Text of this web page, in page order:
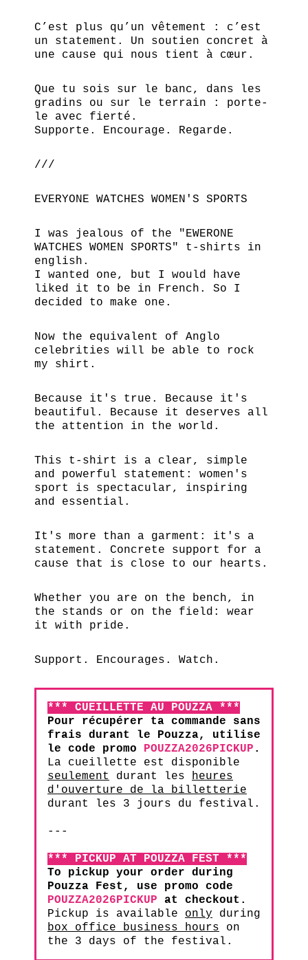
C’est plus qu’un vêtement : c’est
un statement. Un soutien concret à
une cause qui nous tient à cœur.
Que tu sois sur le banc, dans les
gradins ou sur le terrain : porte-
le avec fierté.
Supporte. Encourage. Regarde.
///
EVERYONE WATCHES WOMEN'S SPORTS
I was jealous of the "EWERONE
WATCHES WOMEN SPORTS" t-shirts in
english.
I wanted one, but I would have
liked it to be in French. So I
decided to make one.
Now the equivalent of Anglo
celebrities will be able to rock
my shirt.
Because it's true. Because it's
beautiful. Because it deserves all
the attention in the world.
This t-shirt is a clear, simple
and powerful statement: women's
sport is spectacular, inspiring
and essential.
It's more than a garment: it's a
statement. Concrete support for a
cause that is close to our hearts.
Whether you are on the bench, in
the stands or on the field: wear
it with pride.
Support. Encourages. Watch.
*** CUEILLETTE AU POUZZA ***
Pour récupérer ta commande sans
frais durant le Pouzza, utilise
le code promo POUZZA2026PICKUP .
La cueillette est disponible
seulement
durant les heures
d'ouverture de la billetterie
durant les 3 jours du festival.
---
*** PICKUP AT POUZZA FEST ***
To pickup your order during
Pouzza Fest, use promo code
POUZZA2026PICKUP at checkout.
Pickup is available only during
box office business hours on
the 3 days of the festival.